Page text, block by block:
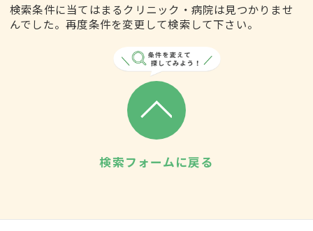
検索条件に当てはまるクリニック・病院は見つかりませ
んでした。再度条件を変更して検索して下さい。
検索フォームに戻る